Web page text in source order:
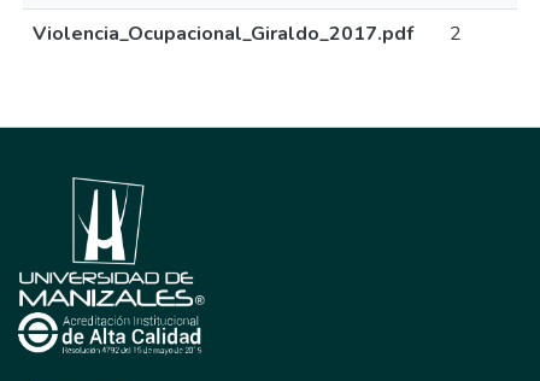
Violencia_Ocupacional_Giraldo_2017.pdf
2